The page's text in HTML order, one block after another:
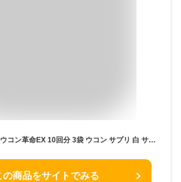
ファンケル FANCL ウコン革命EX 10回分 3袋 ウコン サプリ 白 サプリメント セット シスチン 白ウコン ウコンサプリ お酒 二日酔い 還元型クルクミノイド カプセル 飲みすぎ 飲み会 酒 肝臓 男性 元気 健康サプリ 健康サプリメント
の商品をサイトでみる